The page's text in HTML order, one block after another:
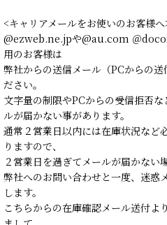
<キャリアメールをお使いのお客様へ
@ezweb.ne.jpや@au.com ＠
用のお客様は
弊社からの送信メール（PCからの
ださい。
文字量の制限やPCからの受信拒否
ルが届かない事があります。
通常２営業日以内には在庫状況など
りますので、
２営業日を過ぎてメールが届かない
弊社へのお問い合わせと一度、迷惑
します。
こちらからの在庫確認メール送付よ